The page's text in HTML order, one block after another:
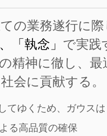
の業務遂行に
「執念」 で実践
精神に徹し、
会に貢献する。
てゆくため、ガウスは
る高品質の確保